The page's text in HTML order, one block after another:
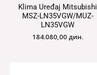
Klima Uređaj Mitsubishi
MSZ-LN35VGW/MUZ-
LN35VGW
184.080,00 дин.